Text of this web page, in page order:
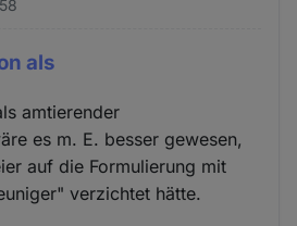
als
amtierender
es m. E. besser gewesen,
auf die Formulierung mit
verzichtet hätte.